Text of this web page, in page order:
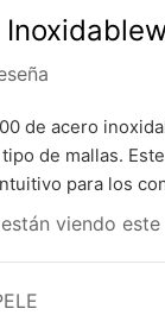
de acero
de mallas.
para los
viendo